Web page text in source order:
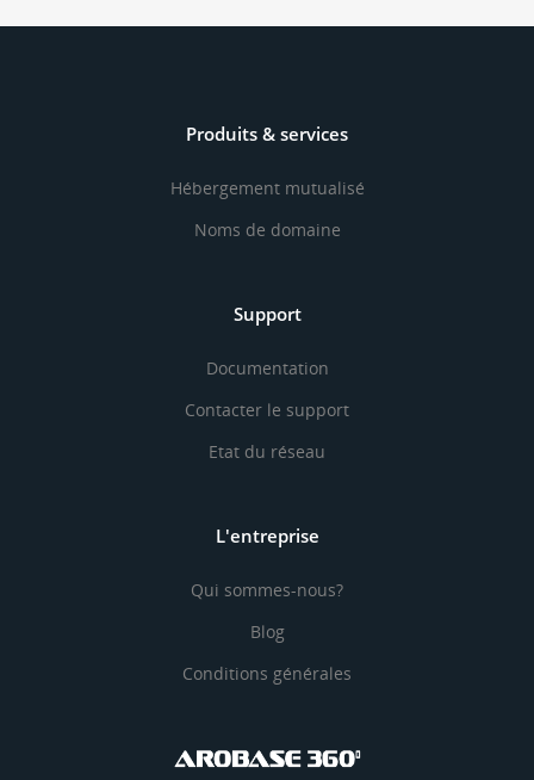
Produits & services
Hébergement mutualisé
Noms de domaine
Support
Documentation
Contacter le support
Etat du réseau
L'entreprise
Qui sommes-nous?
Blog
Conditions générales